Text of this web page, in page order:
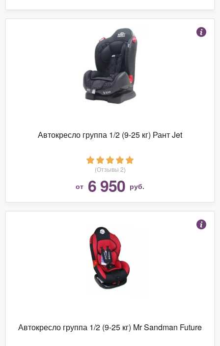
Автокресло группа 1/2 (9-25 кг) Рант Jet
(Отзывы 2)
от 6 950 руб.
Автокресло группа 1/2 (9-25 кг) Mr Sandman Future